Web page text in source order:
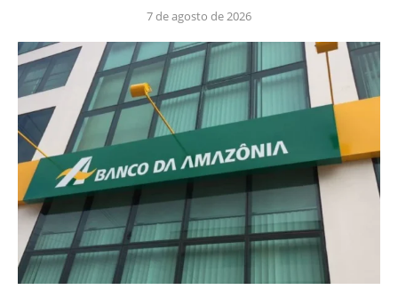
7 de agosto de 2026